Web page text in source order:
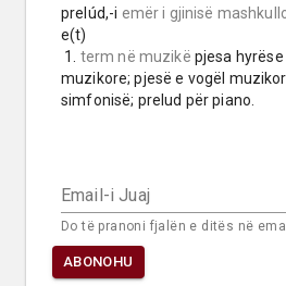
prelúd,-i emër i gjinisë
e(t)
1. term në muzikë pjesa
muzikore; pjesë e vogël
simfonisë; prelud për piano.
Email-i Juaj
Do të pranoni fjalën e ditës në
ABONOHU